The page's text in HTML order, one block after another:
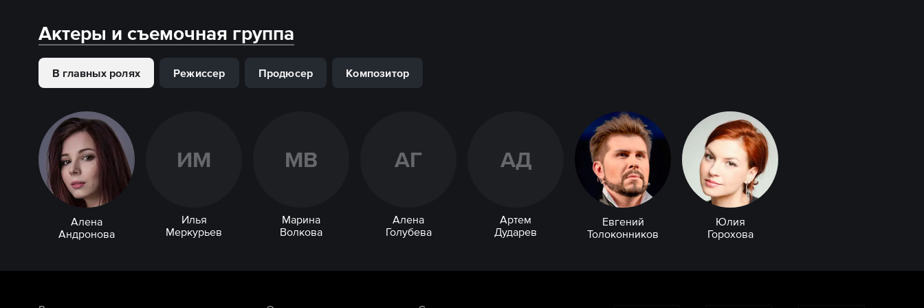
Актеры и съемочная группа
В главных ролях Режиссер Продюсер Композитор
Алена
Андронова
ИМ
Илья
Меркурьев
МВ
Марина
Волкова
АГ
Алена
Голубева
АД
Артем
Дударев
Евгений
Толоконников
Юлия
Горохова